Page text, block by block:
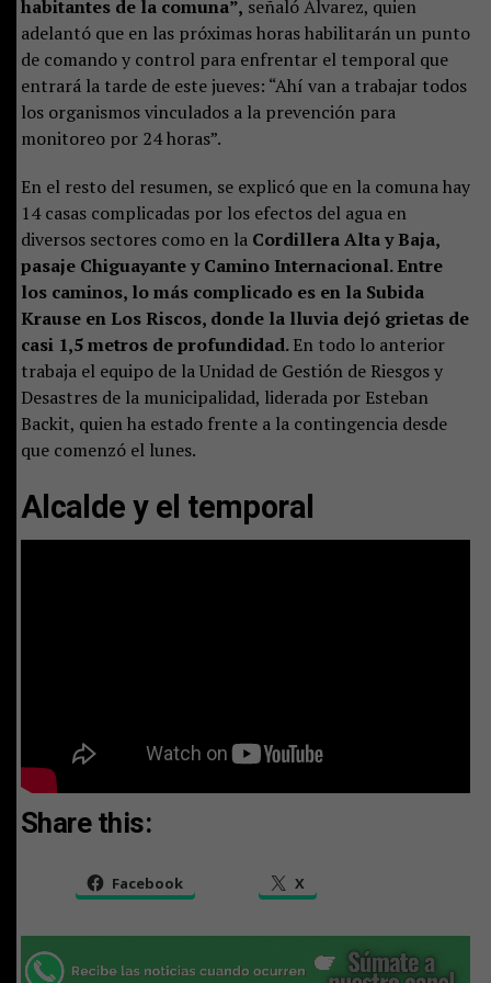
habitantes de la comuna”, señaló Álvarez, quien
adelantó que en las próximas horas habilitarán un punto
de comando y control para enfrentar el temporal que
entrará la tarde de este jueves: “Ahí van a trabajar todos
los organismos vinculados a la prevención para
monitoreo por 24 horas”.
En el resto del resumen, se explicó que en la comuna hay
14 casas complicadas por los efectos del agua en
diversos sectores como en la Cordillera Alta y Baja,
pasaje Chiguayante y Camino Internacional. Entre
los caminos, lo más complicado es en la Subida
Krause en Los Riscos, donde la lluvia dejó grietas de
casi 1,5 metros de profundidad.En todo lo anterior
trabaja el equipo de la Unidad de Gestión de Riesgos y
Desastres de la municipalidad, liderada por Esteban
Backit, quien ha estado frente a la contingencia desde
que comenzó el lunes.
Alcalde y el temporal
Share this:
Facebook X